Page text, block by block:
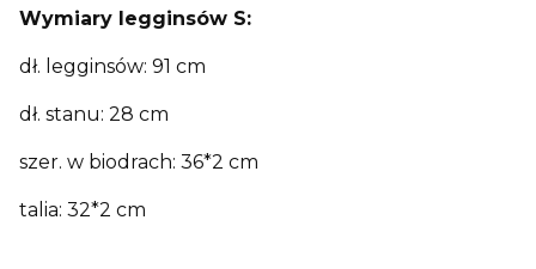
Wymiary legginsów S:
dł. legginsów: 91 cm
dł. stanu: 28 cm
szer. w biodrach: 36*2 cm
talia: 32*2 cm